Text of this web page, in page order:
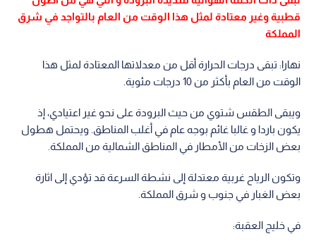
قطبية وغير معتادة لمثل هذا الوقت من العام بالتواجد في شرق
المملكة
نهارا: تبقى درجات الحرارة أقل من معدلاتها المعتادة لمثل هذا
الوقت من العام بأكثر من 10 درجات مئوية.
ويبقى الطقس شتوي من حيث البرودة على نحو غير اعتيادي، إذ
يكون باردا و غالبا غائم بوجه عام في أغلب المناطق. ويحتمل هطول
بعض الزخات من الأمطار في المناطق الشمالية من المملكة.
وتكون الرياح غربية معتدلة إلى نشطة السرعة قد تؤدي إلى اثارة
بعض الغبار في جنوب و شرق المملكة.
في خليج العقبة: